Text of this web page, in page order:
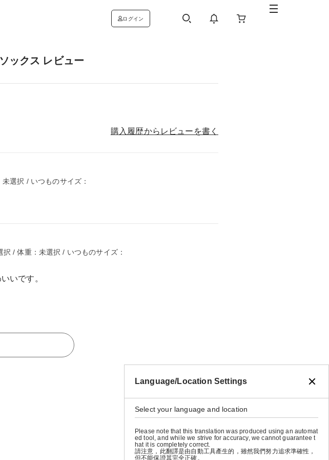
ログイン
ックス レビュー
購入履歴からレビューを書く
選択 / いつものサイズ：
/ 体重：未選択 / いつものサイズ：
いです。
Language/Location Settings
Select your language and location
Please note that this translation was produced using an automat
ed tool, and while we strive for accuracy, we cannot guarantee t
hat it is completely correct.
請注意，此翻譯是由自動工具產生的，雖然我們努力追求準確性，
但不能保證其完全正確。